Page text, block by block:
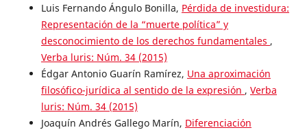
Luis Fernando Ángulo Bonilla, Pérdida de investidura:
Representación de la “muerte política” y
desconocimiento de los derechos fundamentales ,
Verba luris: Núm. 34 (2015)
Édgar Antonio Guarín Ramírez, Una aproximación
filosófico-jurídica al sentido de la expresión , Verba
luris: Núm. 34 (2015)
Joaquín Andrés Gallego Marín, Diferenciación